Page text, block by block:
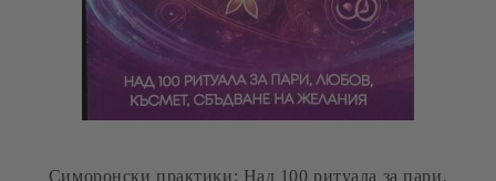
Симоронски практики: Над 100 ритуала за пари,